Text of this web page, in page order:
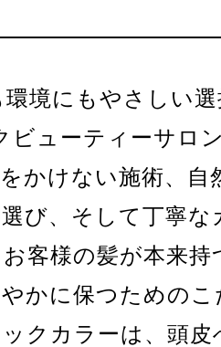
境にもやさしい
ビューティーサロ
かけない施術、自
び、そして丁寧
客様の髪が本来持
かに保つための
クカラーは、頭